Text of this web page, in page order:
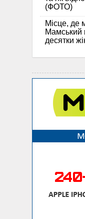
(ФОТО)
Місце, де
Мамський
десятки